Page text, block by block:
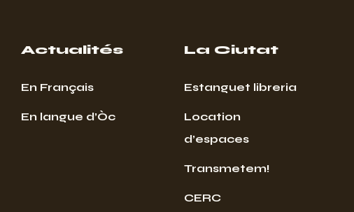
Actualités
En Français
En langue d’Òc
La Ciutat
Estanguet libreria
Location
d’espaces
Transmetem!
CERC